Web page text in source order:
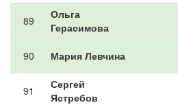
89
Ольга
Герасимова
90 Мария Левчина
91
Сергей
Ястребов